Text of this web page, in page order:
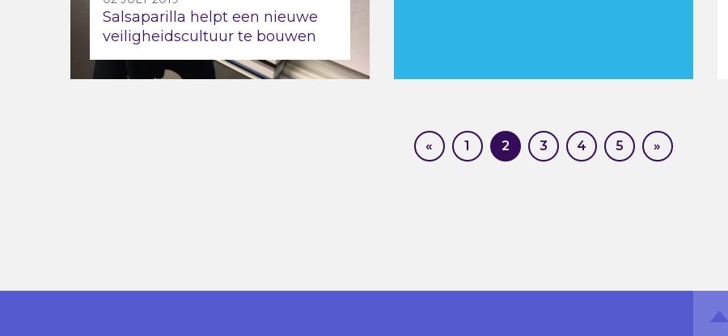
Salsaparilla helpt een nieuwe
veiligheidscultuur te bouwen
« 1 2 3 4 5 »